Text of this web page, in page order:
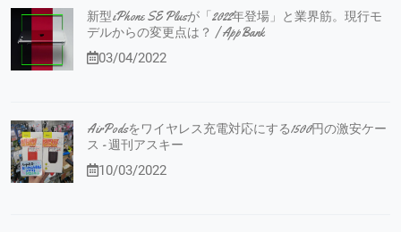
新型iPhone SE Plusが「2022年登場」と業界筋。現行モ
デルからの変更点は？ | AppBank
03/04/2022
AirPodsをワイヤレス充電対応にする1500円の激安ケー
ス - 週刊アスキー
10/03/2022